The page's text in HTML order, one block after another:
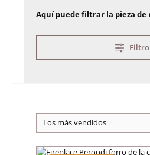
Aquí puede filtrar la pieza de
Filtro